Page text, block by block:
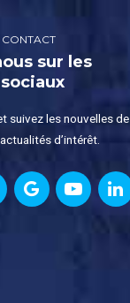
CONTACT
sur les
suivez les nouvelles de
d’intérêt.